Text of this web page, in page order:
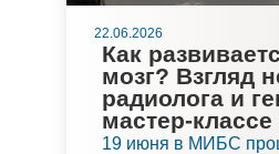
22.06.2026
Как
мозг? Взгляд
радиолога и
мастер-
19 июня в МИБС